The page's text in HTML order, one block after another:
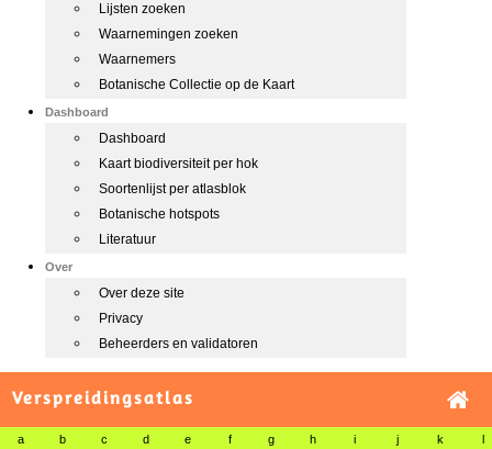
Lijsten zoeken
Waarnemingen zoeken
Waarnemers
Botanische Collectie op de Kaart
Dashboard
Dashboard
Kaart biodiversiteit per hok
Soortenlijst per atlasblok
Botanische hotspots
Literatuur
Over
Over deze site
Privacy
Beheerders en validatoren
Verspreidingsatlas
a b c d e f g h i j k l